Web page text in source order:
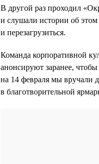
В другой раз проходил
и слушали истории об этом
и перезагрузиться.
Команда корпоративной
анонсируют заранее,
на 14 февраля мы вручали
в благотворительной